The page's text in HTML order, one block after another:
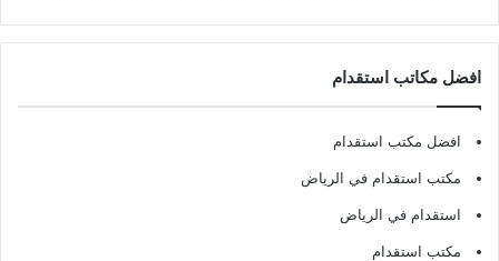
افضل مكاتب استقدام
افضل مكتب استقدام
مكتب استقدام في الرياض
استقدام في الرياض
مكتب استقدام